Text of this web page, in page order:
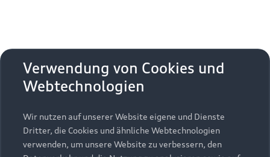
Zurück nach oben
Modelle
Alle Modelle
Modelle vergleichen
Kaufen & leasen
Service & Zubehör
Verwendung von Cookies und
Webtechnologien
Wir nutzen auf unserer Website eigene und Dienste
Dritter, die Cookies und ähnliche Webtechnologien
verwenden, um unsere Website zu verbessern, den